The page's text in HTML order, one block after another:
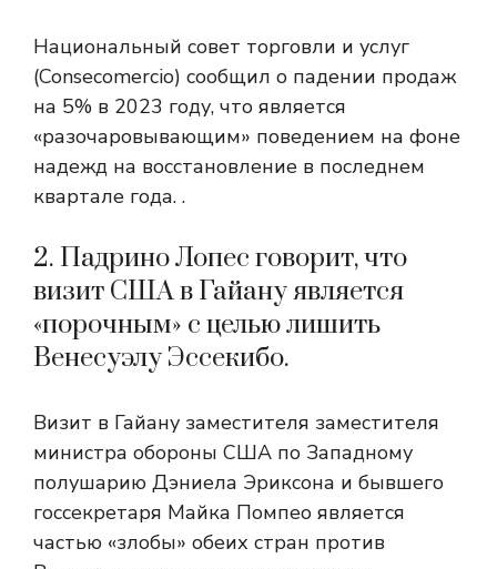
Национальный совет торговли и услуг
(Consecomercio) сообщил о падении продаж
на 5% в 2023 году, что является
«разочаровывающим» поведением на фоне
надежд на восстановление в последнем
квартале года. .
2. Падрино Лопес говорит, что
визит США в Гайану является
«порочным» с целью лишить
Венесуэлу Эссекибо.
Визит в Гайану заместителя заместителя
министра обороны США по Западному
полушарию Дэниела Эриксона и бывшего
госсекретаря Майка Помпео является
частью «злобы» обеих стран против